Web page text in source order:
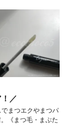
／
まつエクやまつパ
《まつ毛・まぶた